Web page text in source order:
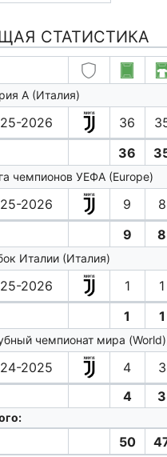
СТАТИСТИКА
А (Италия)
2026 36
36
чемпионов УЕФА (Europe)
2026 9 8
9 8
Италии (Италия)
2026 1 1
1 1
чемпионат мира (World)
2025 4 3
4
3
50